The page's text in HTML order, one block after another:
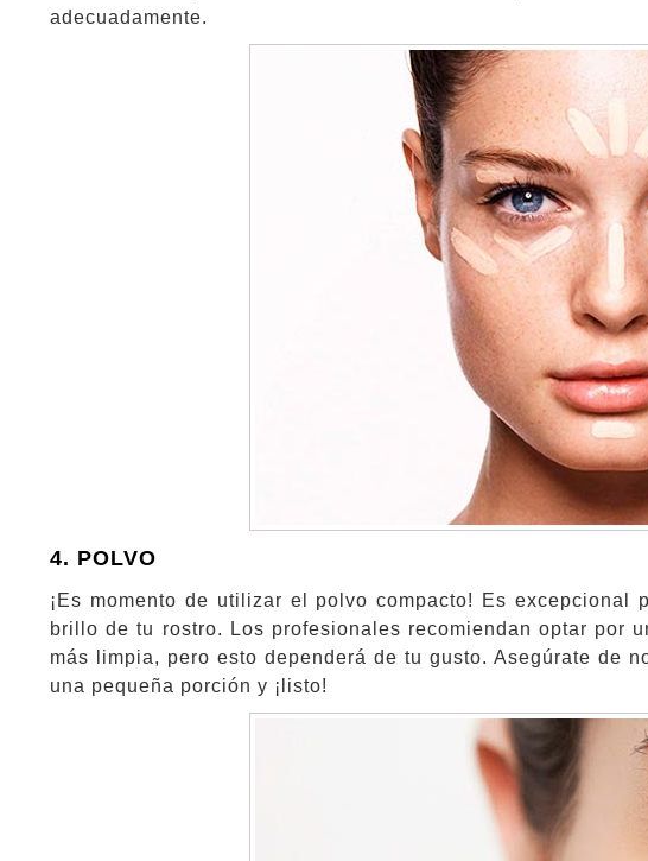
adecuadamente.
4. POLVO
¡Es momento de utilizar el polvo compacto! Es
brillo de tu rostro. Los profesionales recomiendan optar por
más limpia, pero esto dependerá de tu gusto. Asegúrate de
una pequeña porción y ¡listo!